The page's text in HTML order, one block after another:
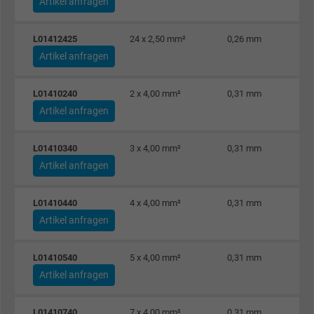
Name _fbp, Facebook Pixel
Anbieter Facebook Ireland Ltd.
Zweck
Cookie von Facebook für Website-Analyse,
Name act, Facebook Pixel
Anbieter Facebook Ireland Ltd.
Laufzeit 1 Jahr
Zweck
Cookie von Facebook für Website-Analyse,
Anzeigenausrichtung und
L01412425 24 x 2,50 mm² 0,26 mm
Artikel anfragen
L01410240 2 x 4,00 mm² 0,31 mm
Artikel anfragen
L01410340 3 x 4,00 mm² 0,31 mm
Artikel anfragen
L01410440 4 x 4,00 mm² 0,31 mm
Artikel anfragen
L01410540 5 x 4,00 mm² 0,31 mm
Artikel anfragen